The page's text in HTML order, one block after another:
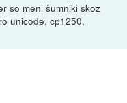
so meni šumniki skoz
unicode, cp1250,